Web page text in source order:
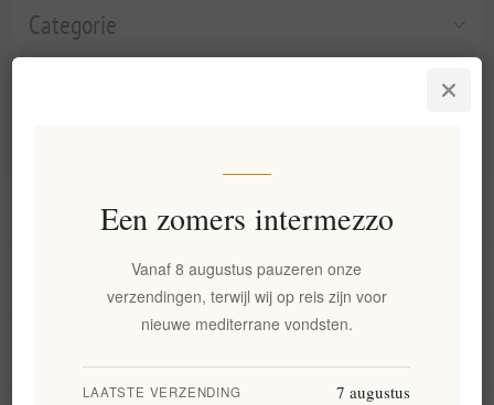
Categorie
Informatie
Mijn account
Een zomers intermezzo
Vanaf 8 augustus pauzeren onze
verzendingen, terwijl wij op reis zijn voor
nieuwe mediterrane vondsten.
LAATSTE VERZENDING 7 augustus